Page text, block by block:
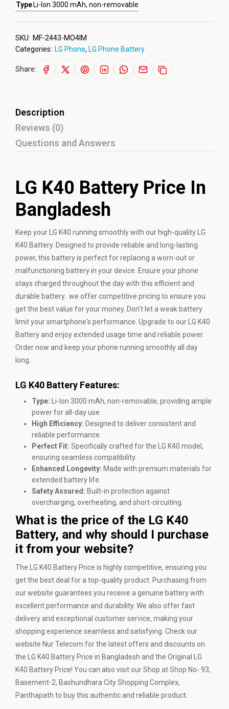
Type Li-Ion 3000 mAh, non-removable
SKU: MF-2443-MO4IM
Categories: LG Phone, LG Phone Battery
Share:
Description
Reviews (0)
Questions and Answers
LG K40 Battery Price In
Bangladesh
Keep your LG K40 running smoothly with our high-quality LG
K40 Battery. Designed to provide reliable and long-lasting
power, this battery is perfect for replacing a worn-out or
malfunctioning battery in your device. Ensure your phone
stays charged throughout the day with this efficient and
durable battery. we offer competitive pricing to ensure you
get the best value for your money. Don't let a weak battery
limit your smartphone's performance. Upgrade to our LG K40
Battery and enjoy extended usage time and reliable power.
Order now and keep your phone running smoothly all day
long.
LG K40 Battery Features:
Type: Li-Ion 3000 mAh, non-removable, providing ample
power for all-day use.
High Efficiency: Designed to deliver consistent and
reliable performance.
Perfect Fit: Specifically crafted for the LG K40 model,
ensuring seamless compatibility.
Enhanced Longevity: Made with premium materials for
extended battery life.
Safety Assured: Built-in protection against
overcharging, overheating, and short-circuiting.
What is the price of the LG K40
Battery, and why should I purchase
it from your website?
The LG K40 Battery Price is highly competitive, ensuring you
get the best deal for a top-quality product. Purchasing from
our website guarantees you receive a genuine battery with
excellent performance and durability. We also offer fast
delivery and exceptional customer service, making your
shopping experience seamless and satisfying. Check our
website Nur Telecom for the latest offers and discounts on
the LG K40 Battery Price in Bangladesh and the Original LG
K40 Battery Price! You can also visit our Shop at Shop No- 93,
Basement-2, Bashundhara City Shopping Complex,
Panthapath to buy this authentic and reliable product.